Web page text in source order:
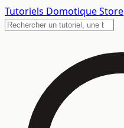
Tutoriels Domotique Store